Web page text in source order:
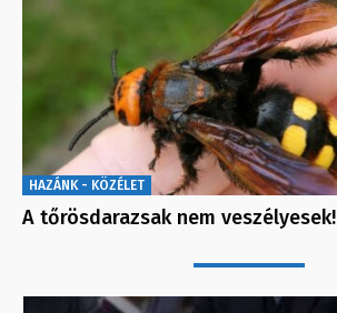
HAZÁNK - KÖZÉLET
A tőrösdarazsak nem veszélyesek!